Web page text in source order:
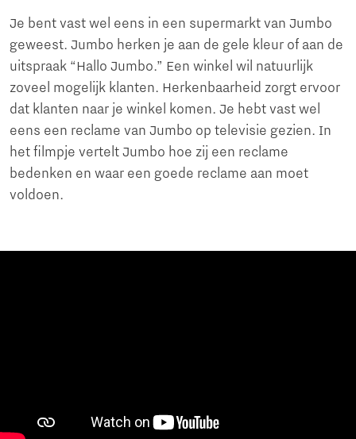
Je bent vast wel eens in een supermarkt van Jumbo
geweest. Jumbo herken je aan de gele kleur of aan de
uitspraak “Hallo Jumbo.” Een winkel wil natuurlijk
zoveel mogelijk klanten. Herkenbaarheid zorgt ervoor
dat klanten naar je winkel komen. Je hebt vast wel
eens een reclame van Jumbo op televisie gezien. In
het filmpje vertelt Jumbo hoe zij een reclame
bedenken en waar een goede reclame aan moet
voldoen.